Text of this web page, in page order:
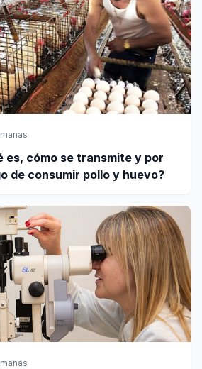
es, cómo se transmite y por
de consumir pollo y huevo?